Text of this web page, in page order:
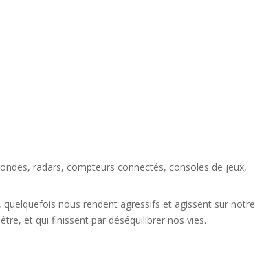
radars, compteurs connectés, consoles de jeux,
nous rendent agressifs et agissent sur notre
et qui finissent par déséquilibrer nos vies.